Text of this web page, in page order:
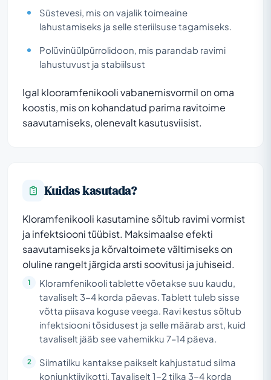
Süstevesi, mis on vajalik toimeaine
lahustamiseks ja selle steriilsuse tagamiseks.
Polüvinüülpürrolidoon, mis parandab ravimi
lahustuvust ja stabiilsust
Igal klooramfenikooli vabanemisvormil on oma
koostis, mis on kohandatud parima ravitoime
saavutamiseks, olenevalt kasutusviisist.
Kuidas kasutada?
Kloramfenikooli kasutamine sõltub ravimi vormist
ja infektsiooni tüübist. Maksimaalse efekti
saavutamiseks ja kõrvaltoimete vältimiseks on
oluline rangelt järgida arsti soovitusi ja juhiseid.
Kloramfenikooli tablette võetakse suu kaudu,
tavaliselt 3-4 korda päevas. Tablett tuleb sisse
võtta piisava koguse veega. Ravi kestus sõltub
infektsiooni tõsidusest ja selle määrab arst, kuid
tavaliselt jääb see vahemikku 7–14 päeva.
Silmatilku kantakse paikselt kahjustatud silma
konjunktiivikotti. Tavaliselt 1-2 tilka 3-4 korda